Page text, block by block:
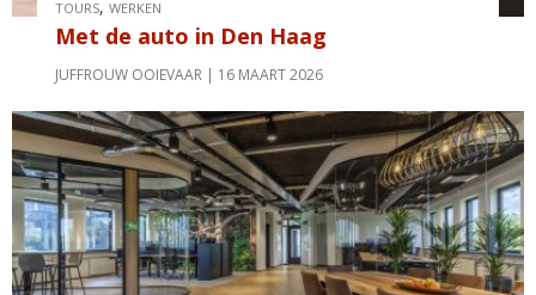
TOURS,WERKEN
Met de auto in Den Haag
JUFFROUW OOIEVAAR 16 MAART 2026